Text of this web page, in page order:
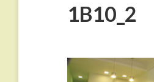
1B10_2